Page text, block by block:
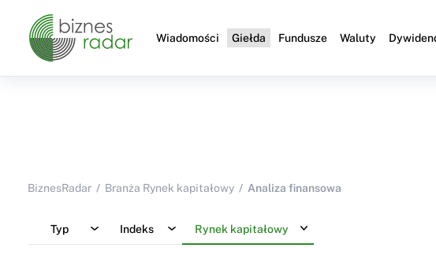
Wiadomości Giełda Fundusze Waluty
BiznesRadar Branża Rynek kapitałowy Analiza finansowa
Typ Indeks Rynek kapitałowy